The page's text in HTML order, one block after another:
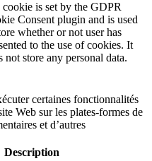
cookie is set by the GDPR
Consent plugin and is used
whether or not user has
to the use of cookies. It
not store any personal data.
certaines fonctionnalités
Web sur les plates-formes de
et d’autres
Description